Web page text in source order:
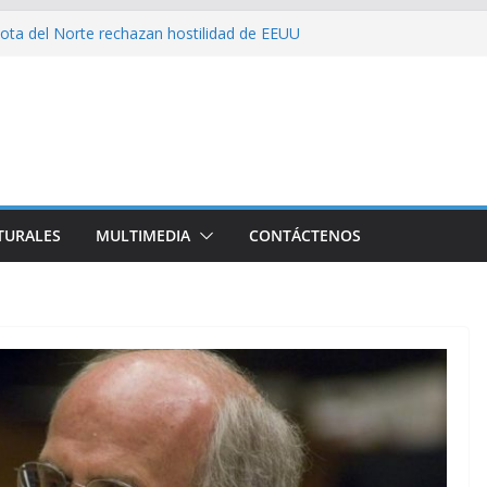
del Norte rechazan hostilidad de EEUU
y rebaja relación diplomática con
MULTIMEDIA CONTÁCTENOS